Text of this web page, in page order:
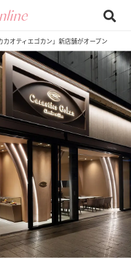
オティエゴカン」新店舗がオープン